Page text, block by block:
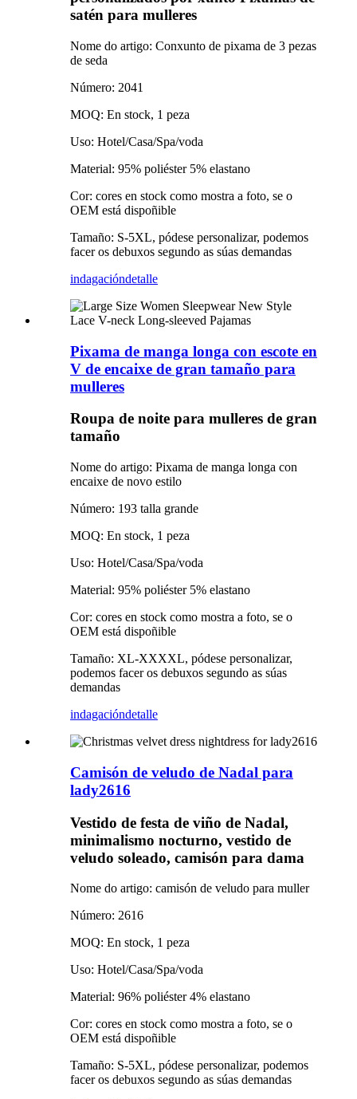
satén para mulleres
Nome do artigo: Conxunto de pixama de 3 pezas
de seda
Número: 2041
MOQ: En stock, 1 peza
Uso: Hotel/Casa/Spa/voda
Material: 95% poliéster 5% elastano
Cor: cores en stock como mostra a foto, se o
OEM está dispoñible
Tamaño: S-5XL, pódese personalizar, podemos
facer os debuxos segundo as súas demandas
indagacióndetalle
Pixama de manga longa con escote en
V de encaixe de gran tamaño para
mulleres
Roupa de noite para mulleres de gran
tamaño
Nome do artigo: Pixama de manga longa con
encaixe de novo estilo
Número: 193 talla grande
MOQ: En stock, 1 peza
Uso: Hotel/Casa/Spa/voda
Material: 95% poliéster 5% elastano
Cor: cores en stock como mostra a foto, se o
OEM está dispoñible
Tamaño: XL-XXXXL, pódese personalizar,
podemos facer os debuxos segundo as súas
demandas
indagacióndetalle
Camisón de veludo de Nadal para
lady2616
Vestido de festa de viño de Nadal,
minimalismo nocturno, vestido de
veludo soleado, camisón para dama
Nome do artigo: camisón de veludo para muller
Número: 2616
MOQ: En stock, 1 peza
Uso: Hotel/Casa/Spa/voda
Material: 96% poliéster 4% elastano
Cor: cores en stock como mostra a foto, se o
OEM está dispoñible
Tamaño: S-5XL, pódese personalizar, podemos
facer os debuxos segundo as súas demandas